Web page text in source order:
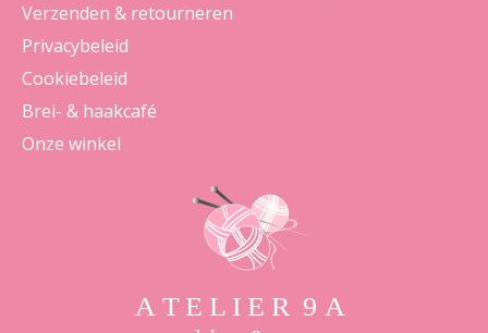
Verzenden & retourneren
Privacybeleid
Cookiebeleid
Brei- & haakcafé
Onze winkel